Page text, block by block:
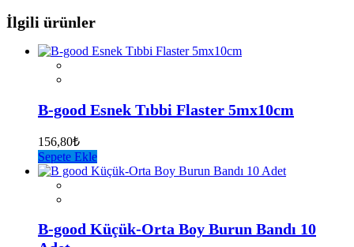
İlgili ürünler
B-good Esnek Tıbbi Flaster 5mx10cm
156,80₺
Sepete Ekle
B-good Küçük-Orta Boy Burun Bandı 10